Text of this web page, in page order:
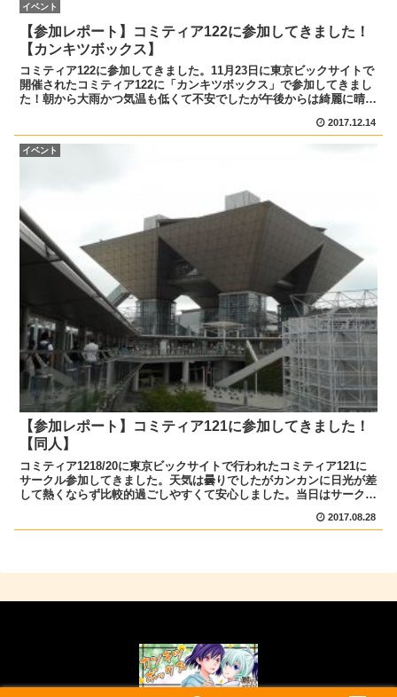
イベント
【参加レポート】コミティア122に参加してきました！
【カンキツボックス】
コミティア122に参加してきました。11月23日に東京ビックサイトで
開催されたコミティア122に「カンキツボックス」で参加してきまし
た！朝から大雨かつ気温も低くて不安でしたが午後からは綺麗に晴れ
2017.12.14
イベント
【参加レポート】コミティア121に参加してきました！
【同人】
コミティア1218/20に東京ビックサイトで行われたコミティア121に
サークル参加してきました。天気は曇りでしたがカンカンに日光が差
して熱くならず比較的過ごしやすくて安心しました。当日はサークル
2017.08.28